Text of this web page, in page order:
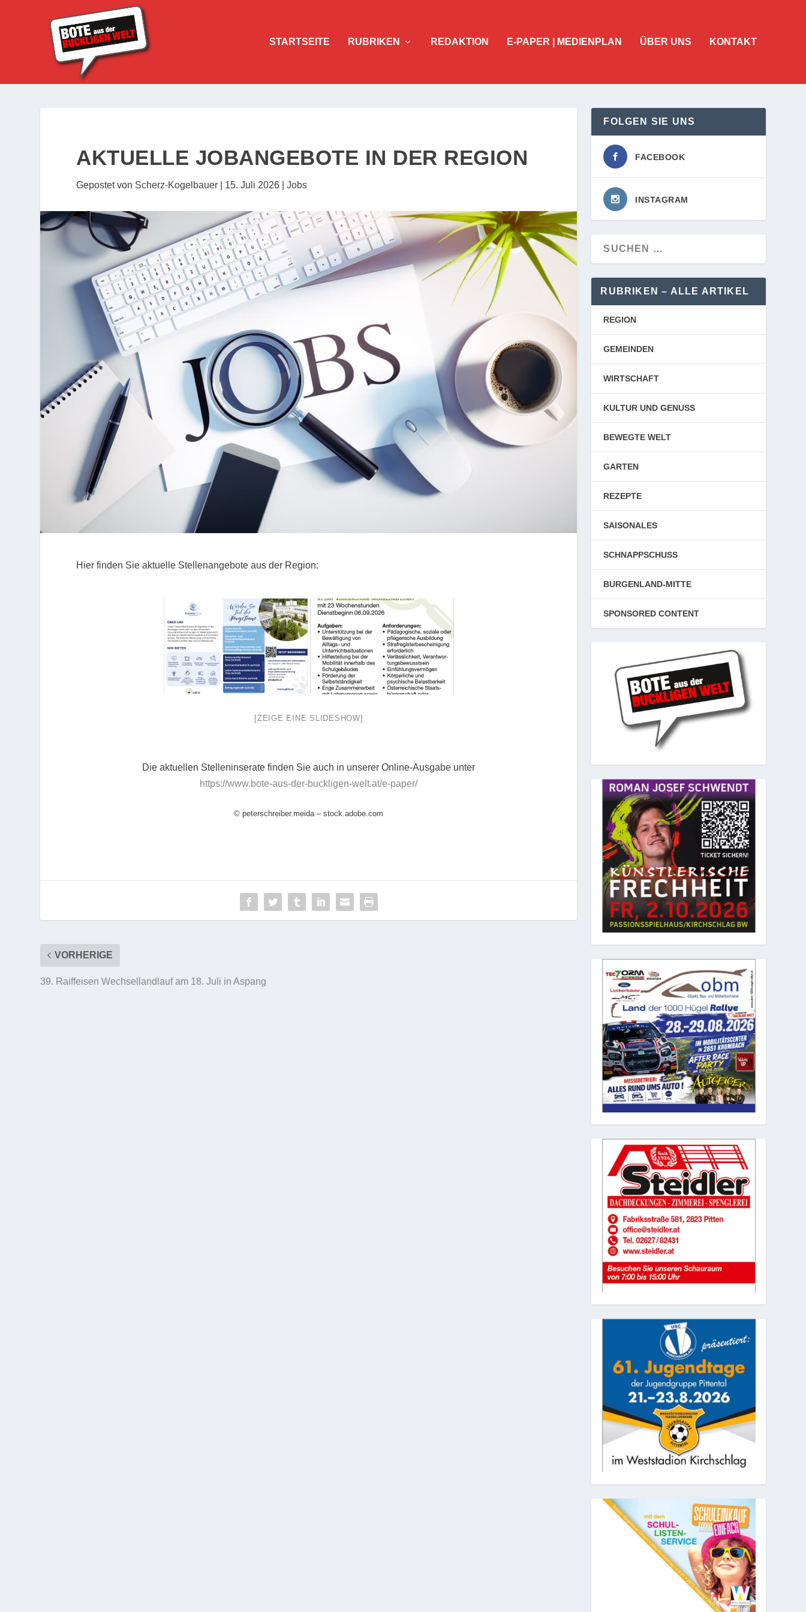
STARTSEITE RUBRIKEN REDAKTION E-PAPER | MEDIENPLAN ÜBER UNS KONTAKT
AKTUELLE JOBANGEBOTE IN DER REGION
Gepostet von Scherz-Kogelbauer 15. Juli 2026 |Jobs
Hier finden Sie aktuelle Stellenangebote aus der Region:
[ZEIGE EINE SLIDESHOW]
Die aktuellen Stelleninserate finden Sie auch in unserer Online-Ausgabe unter
https://www.bote-aus-der-buckligen-welt.at/e-paper/
© peterschreiber.meida – stock.adobe.com
VORHERIGE
39. Raiffeisen Wechsellandlauf am 18. Juli in Aspang
FOLGEN SIE UNS
FACEBOOK
INSTAGRAM
RUBRIKEN – ALLE ARTIKEL
REGION
GEMEINDEN
WIRTSCHAFT
KULTUR UND GENUSS
BEWEGTE WELT
GARTEN
REZEPTE
SAISONALES
SCHNAPPSCHUSS
BURGENLAND-MITTE
SPONSORED CONTENT